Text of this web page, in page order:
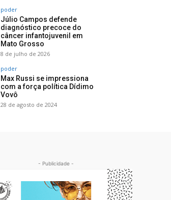
poder
Júlio Campos defende
diagnóstico precoce do
câncer infantojuvenil em
Mato Grosso
8 de julho de 2026
poder
Max Russi se impressiona
com a força política Dídimo
Vovô
28 de agosto de 2024
- Publicidade -